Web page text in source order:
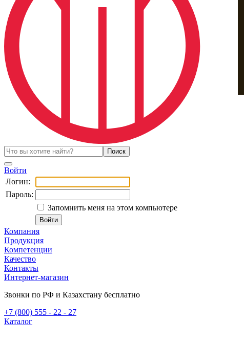
Войти
Логин:
Пароль:
Запомнить меня на этом компьютере
Компания
Продукция
Компетенции
Качество
Контакты
Интернет-магазин
Звонки по РФ и Казахстану бесплатно
+7 (800) 555 - 22 - 27
Каталог